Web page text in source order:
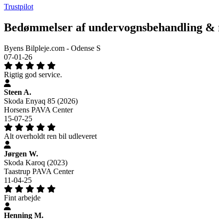
Trustpilot
Bedømmelser af undervognsbehandling &
Byens Bilpleje.com - Odense S
07-01-26
Rigtig god service.
Steen A.
Skoda Enyaq 85 (2026)
Horsens PAVA Center
15-07-25
Alt overholdt ren bil udleveret
Jørgen W.
Skoda Karoq (2023)
Taastrup PAVA Center
11-04-25
Fint arbejde
Henning M.